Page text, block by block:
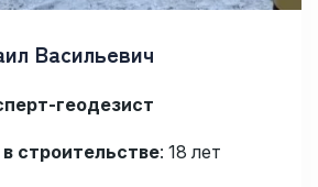
Васильевич
геодезист
строительстве: 18 лет